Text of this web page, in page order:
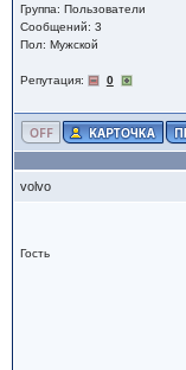
Группа: Пользователи
Сообщений: 3
Пол: Мужской
Репутация: 0
volvo
Гость